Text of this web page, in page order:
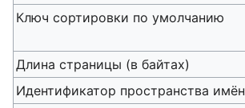
Ключ сортировки по умолчанию
Длина страницы (в байтах)
Идентификатор пространства имён